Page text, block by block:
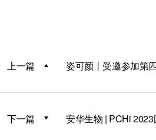
上一篇 姿可颜丨受邀参加第
下一篇 安华生物 | PCHi